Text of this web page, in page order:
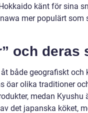
känt för sina
mer populärt
och deras
både geografiskt
öar olika traditioner
medan
det japanska köket,